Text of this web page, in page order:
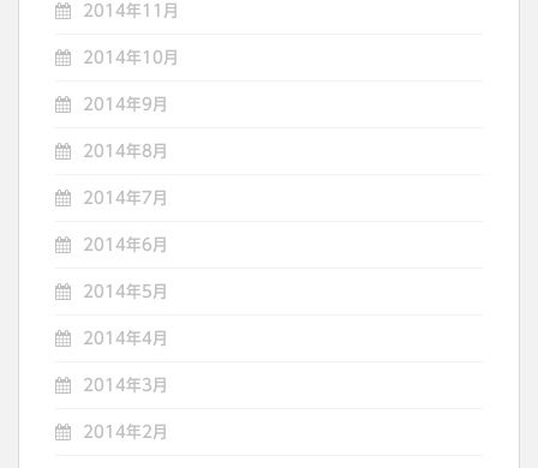
2014年11月
2014年10月
2014年9月
2014年8月
2014年7月
2014年6月
2014年5月
2014年4月
2014年3月
2014年2月